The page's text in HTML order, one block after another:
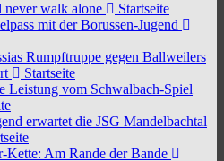
never walk alone
Startseite
mit der Borussen-Jugend
Rumpftruppe gegen Ballweilers
Startseite
Leistung vom Schwalbach-Spiel
erwartet die JSG Mandelbachtal
Kette: Am Rande der Bande